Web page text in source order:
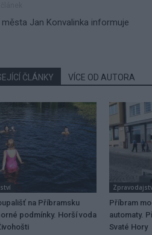
Jan Konvalinka informuje
ČLÁNKY VÍCE OD AUTORA
na Příbramsku
podmínky. Horší voda
Příbram
automaty.
Svaté Hory